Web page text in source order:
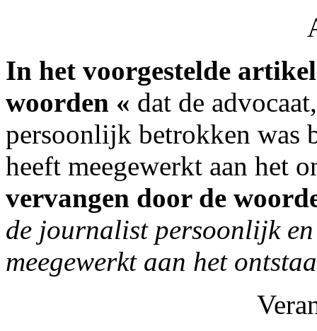
In het voorgestelde
woorden « dat de
persoonlijk betrokken was
heeft meegewerkt aan het
vervangen door de
de journalist persoonlijk
meegewerkt aan het